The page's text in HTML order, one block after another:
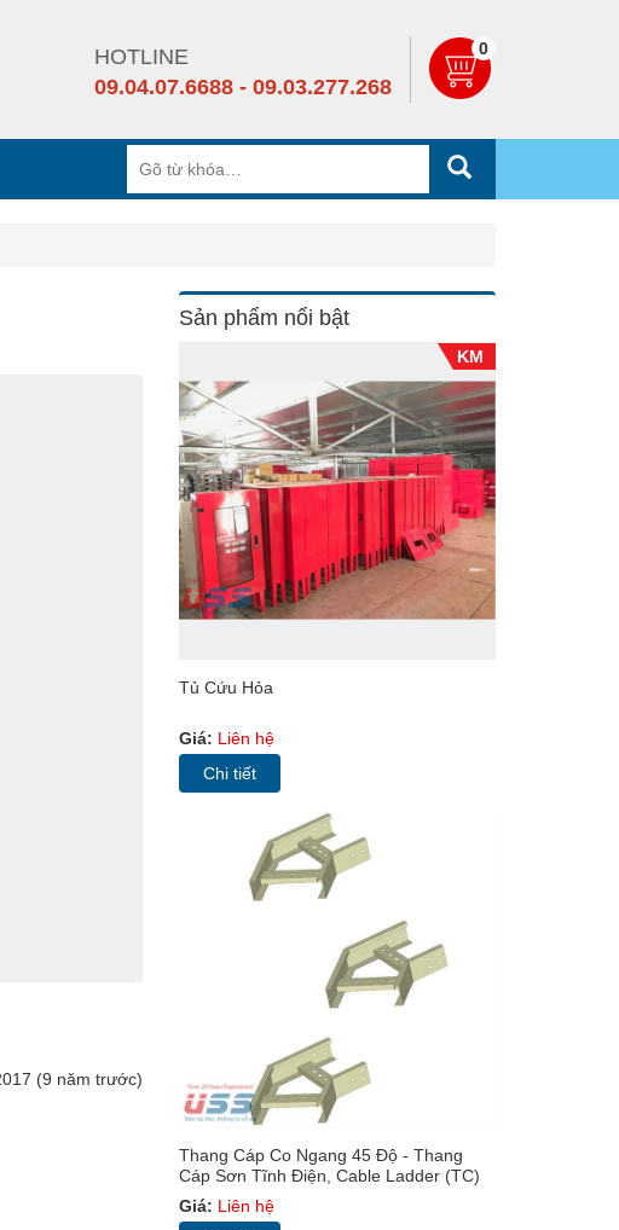
HOTLINE
09.04.07.6688 - 09.03.277.268
0
(9 năm trước)
Sản phẩm nổi bật
KM
Tủ Cứu Hỏa
Giá: Liên hệ
Chi tiết
Thang Cáp Co Ngang 45 Độ - Thang
Cáp Sơn Tĩnh Điện, Cable Ladder (TC)
Giá: Liên hệ